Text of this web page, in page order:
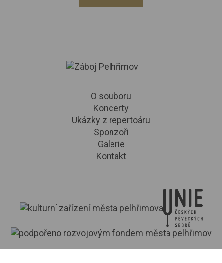
O souboru
Koncerty
Ukázky z repertoáru
Sponzoři
Galerie
Kontakt